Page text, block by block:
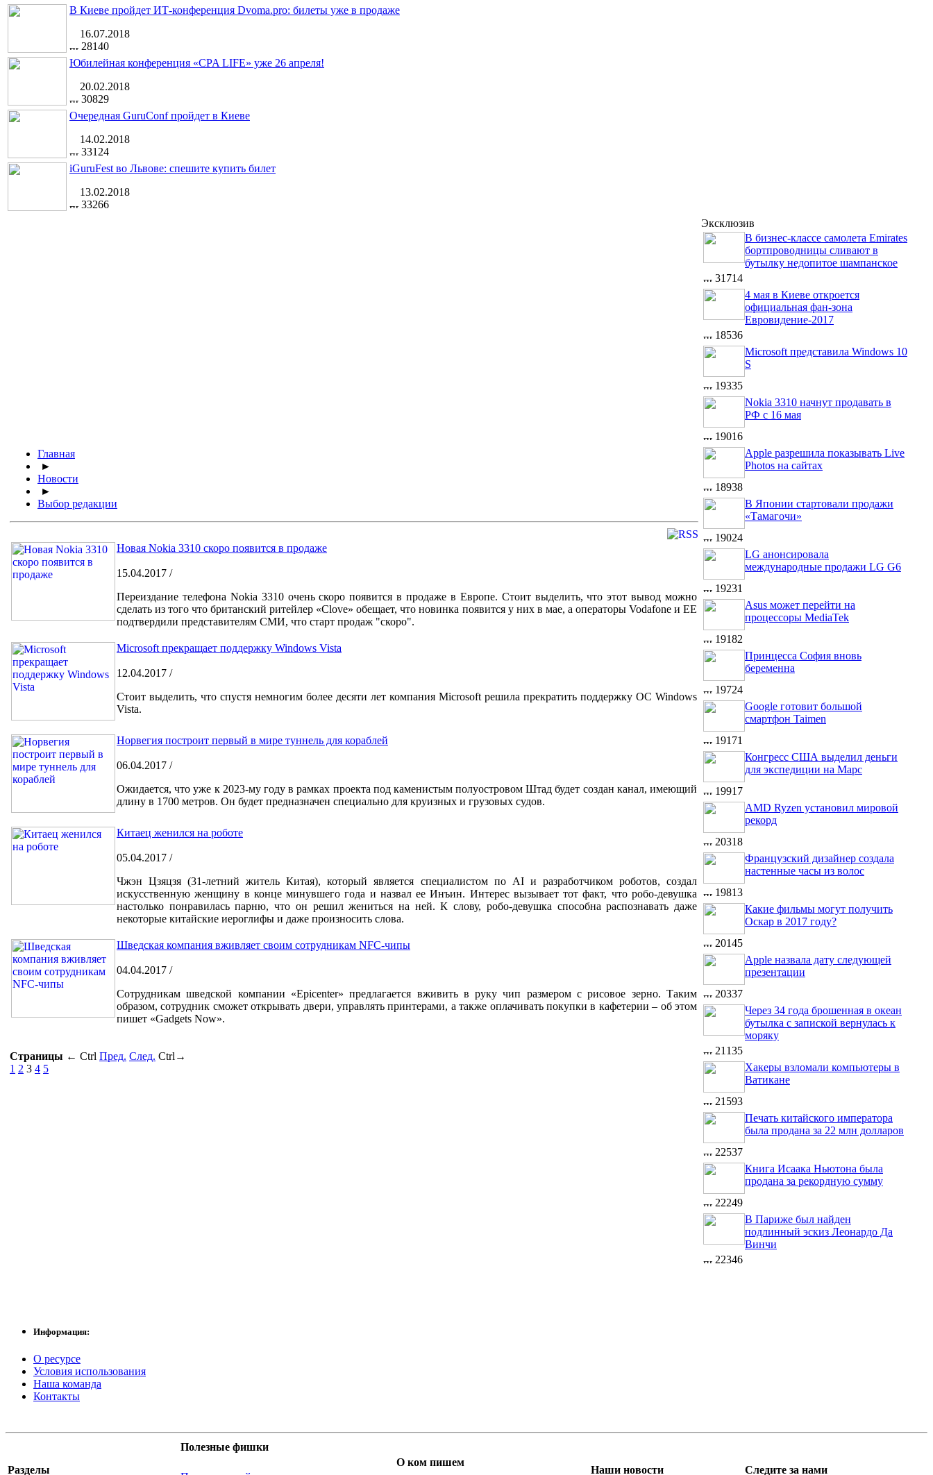
В Киеве пройдет ИТ-конференция Dvoma.pro: билеты уже в продаже
16.07.2018
28140
Юбилейная конференция «CPA LIFE» уже 26 апреля!
20.02.2018
30829
Очередная GuruConf пройдет в Киеве
14.02.2018
33124
iGuruFest во Львове: спешите купить билет
13.02.2018
33266
Главная
►
Новости
►
Выбор редакции
Новая Nokia 3310 скоро появится в продаже
15.04.2017 /
Переиздание телефона Nokia 3310 очень скоро появится в продаже в Европе. Стоит выделить, что этот вывод можно
сделать из того что британский ритейлер «Clove» обещает, что новинка появится у них в мае, а операторы Vodafone и EE
подтвердили представителям СМИ, что старт продаж "скоро".
Microsoft прекращает поддержку Windows Vista
12.04.2017 /
Стоит выделить, что спустя немногим более десяти лет компания Microsoft решила прекратить поддержку ОС Windows
Vista.
Норвегия построит первый в мире туннель для кораблей
06.04.2017 /
Ожидается, что уже к 2023-му году в рамках проекта под каменистым полуостровом Штад будет создан канал, имеющий
длину в 1700 метров. Он будет предназначен специально для круизных и грузовых судов.
Китаец женился на роботе
05.04.2017 /
Чжэн Цзяцзя (31-летний житель Китая), который является специалистом по AI и разработчиком роботов, создал
искусственную женщину в конце минувшего года и назвал ее Инъин. Интерес вызывает тот факт, что робо-девушка
настолько понравилась парню, что он решил жениться на ней. К слову, робо-девушка способна распознавать даже
некоторые китайские иероглифы и даже произносить слова.
Шведская компания вживляет своим сотрудникам NFC-чипы
04.04.2017 /
Сотрудникам шведской компании «Epicenter» предлагается вживить в руку чип размером с рисовое зерно. Таким
образом, сотрудник сможет открывать двери, управлять принтерами, а также оплачивать покупки в кафетерии – об этом
пишет «Gadgets Now».
Страницы ← Ctrl Пред. След. Ctrl →
1 2 3 4 5
Эксклюзив
В бизнес-классе самолета Emirates
бортпроводницы сливают в
бутылку недопитое шампанское
31714
4 мая в Киеве откроется
официальная фан-зона
Евровидение-2017
18536
Microsoft представила Windows 10
S
19335
Nokia 3310 начнут продавать в
РФ с 16 мая
19016
Apple разрешила показывать Live
Photos на сайтах
18938
В Японии стартовали продажи
«Тамагочи»
19024
LG анонсировала
международные продажи LG G6
19231
Asus может перейти на
процессоры MediaTek
19182
Принцесса София вновь
беременна
19724
Google готовит большой
смартфон Taimen
19171
Конгресс США выделил деньги
для экспедиции на Марс
19917
AMD Ryzen установил мировой
рекорд
20318
Французский дизайнер создала
настенные часы из волос
19813
Какие фильмы могут получить
Оскар в 2017 году?
20145
Apple назвала дату следующей
презентации
20337
Через 34 года брошенная в океан
бутылка с запиской вернулась к
моряку
21135
Хакеры взломали компьютеры в
Ватикане
21593
Печать китайского императора
была продана за 22 млн долларов
22537
Книга Исаака Ньютона была
продана за рекордную сумму
22249
В Париже был найден
подлинный эскиз Леонардо Да
Винчи
22346
Информация:
О ресурсе
Условия использования
Наша команда
Контакты
Разделы
Полезные фишки
О ком пишем
Наши новости Следите за нами